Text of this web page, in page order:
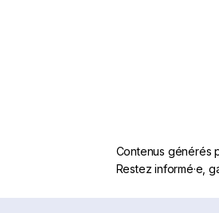
Contenus générés
Restez informé·e,